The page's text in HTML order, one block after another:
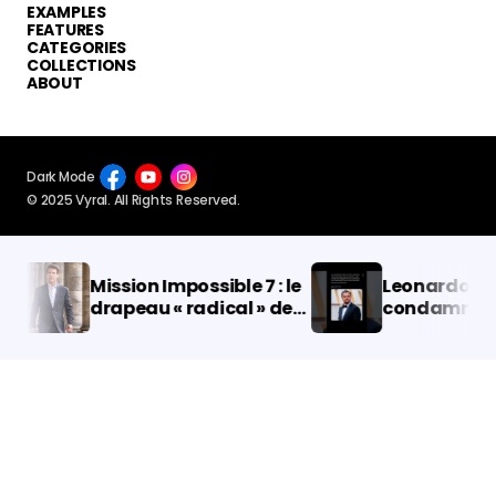
EXAMPLES
FEATURES
CATEGORIES
COLLECTIONS
ABOUT
© 2025 Vyral. All Rights Reserved.
Dark Mode
Mission Impossible 7 : le
drapeau « radical » de
Tom Cruise est dévoilé
Leonardo
condamné à 2
prison avec